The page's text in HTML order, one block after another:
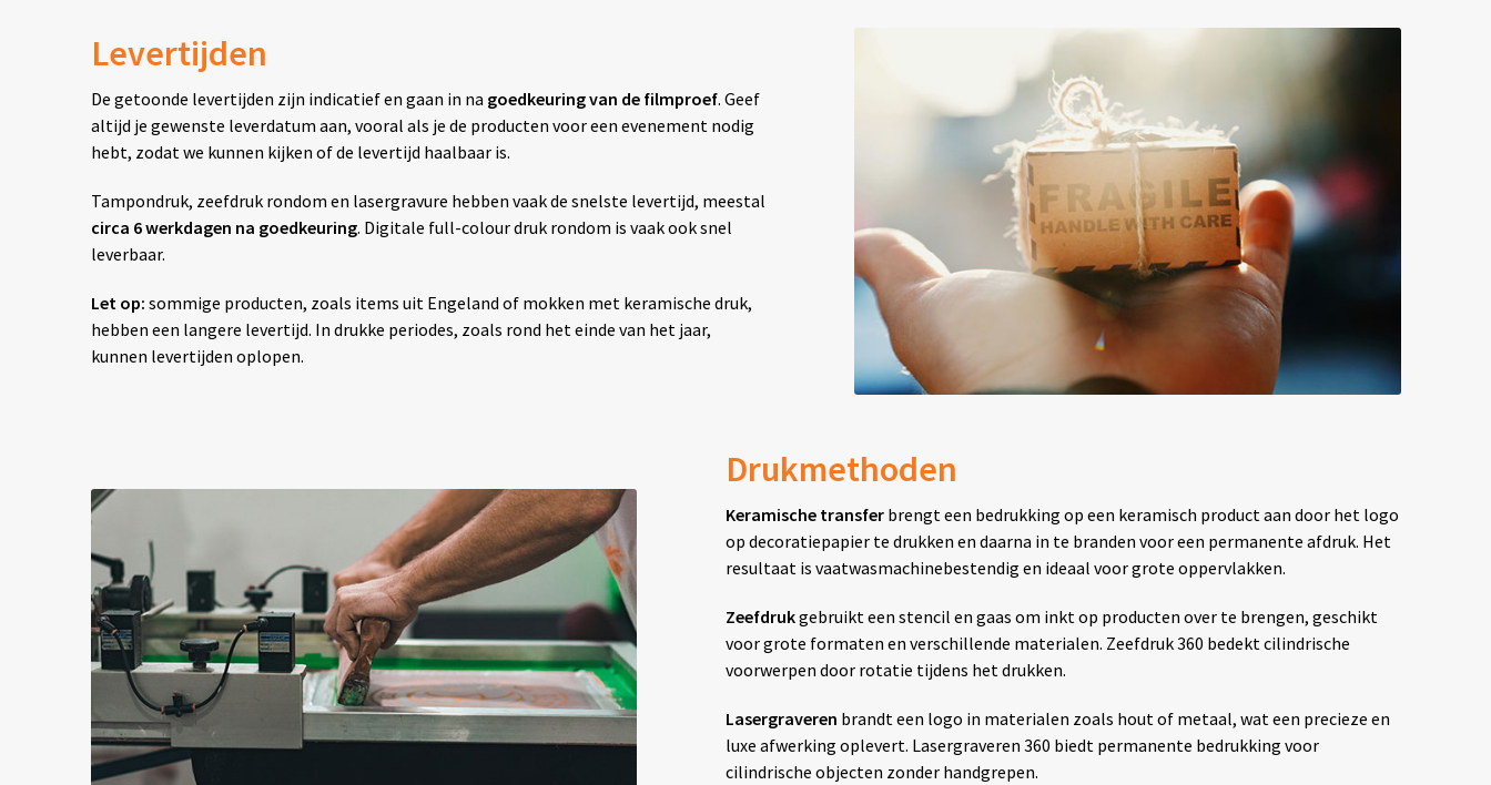
Levertijden
De getoonde levertijden zijn indicatief en gaan in na goedkeuring van de filmproef. Geef
altijd je gewenste leverdatum aan, vooral als je de producten voor een evenement nodig
hebt, zodat we kunnen kijken of de levertijd haalbaar is.
Tampondruk, zeefdruk rondom en lasergravure hebben vaak de snelste levertijd, meestal
circa 6 werkdagen na goedkeuring. Digitale full-colour druk rondom is vaak ook snel
leverbaar.
Let op: sommige producten, zoals items uit Engeland of mokken met keramische druk,
hebben een langere levertijd. In drukke periodes, zoals rond het einde van het jaar,
kunnen levertijden oplopen.
Drukmethoden
Keramische transferbrengt een bedrukking op een keramisch product aan door het logo
op decoratiepapier te drukken en daarna in te branden voor een permanente afdruk. Het
resultaat is vaatwasmachinebestendig en ideaal voor grote oppervlakken.
Zeefdrukgebruikt een stencil en gaas om inkt op producten over te brengen, geschikt
voor grote formaten en verschillende materialen. Zeefdruk 360 bedekt cilindrische
voorwerpen door rotatie tijdens het drukken.
Lasergraveren brandt een logo in materialen zoals hout of metaal, wat een precieze en
luxe afwerking oplevert. Lasergraveren 360 biedt permanente bedrukking voor
cilindrische objecten zonder handgrepen.